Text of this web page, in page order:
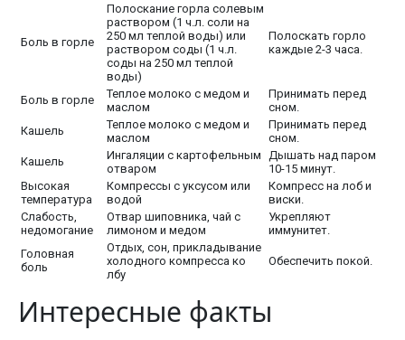
Боль в горле
Полоскание горла солевым
раствором (1 ч.л. соли на
250 мл теплой воды) или
раствором соды (1 ч.л.
соды на 250 мл теплой
воды)
Полоскать горло
каждые 2-3 часа.
Боль в горле
Теплое молоко с медом и
маслом
Принимать перед
сном.
Кашель
Теплое молоко с медом и
маслом
Принимать перед
сном.
Кашель
Ингаляции с картофельным
отваром
Дышать над паром
10-15 минут.
Высокая
температура
Компрессы с уксусом или
водой
Компресс на лоб и
виски.
Слабость,
недомогание
Отвар шиповника, чай с
лимоном и медом
Укрепляют
иммунитет.
Головная
боль
Отдых, сон, прикладывание
холодного компресса ко
лбу
Обеспечить покой.
Интересные факты